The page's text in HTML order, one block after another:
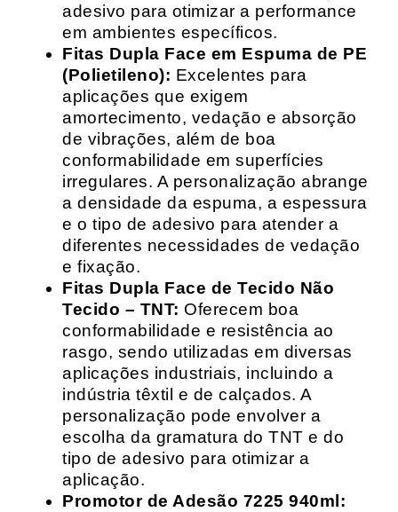
adesivo para otimizar a performance
em ambientes específicos.
Fitas Dupla Face em Espuma de PE
(Polietileno): Excelentes para
aplicações que exigem
amortecimento, vedação e absorção
de vibrações, além de boa
conformabilidade em superfícies
irregulares. A personalização abrange
a densidade da espuma, a espessura
e o tipo de adesivo para atender a
diferentes necessidades de vedação
e fixação.
Fitas Dupla Face de Tecido Não
Tecido – TNT: Oferecem boa
conformabilidade e resistência ao
rasgo, sendo utilizadas em diversas
aplicações industriais, incluindo a
indústria têxtil e de calçados. A
personalização pode envolver a
escolha da gramatura do TNT e do
tipo de adesivo para otimizar a
aplicação.
Promotor de Adesão 7225 940ml: